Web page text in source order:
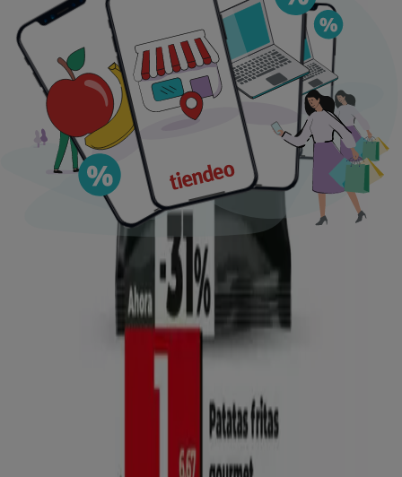
Ofertas destacadas
supermercados jardín y bricolaje Freidora de airepatinete
eléctrico
aceite de olivacomida
asiática aguacates bomba de agua
Tiendeo en tu ciudad
Barcelona Valencia
Zaragoza
Palma de Mallorca Alicante
Murcia
Las Palmas de Gran Canaria
Córdoba Valladolid
Granada
Ver más ciudades
Descargar la APP
Tiendeo international